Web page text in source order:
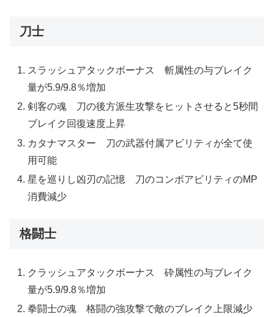
刀士
スラッシュアタックボーナス 斬属性の与ブレイク
量が5.9/9.8％増加
剣客の魂 刀の後方派生攻撃をヒットさせると5秒間
ブレイク回復速度上昇
カタナマスター 刀の武器付属アビリティが全て使
用可能
星を巡りし凶刃の記憶 刀のコンボアビリティのMP
消費減少
格闘士
クラッシュアタックボーナス 砕属性の与ブレイク
量が5.9/9.8％増加
拳闘士の魂 格闘の強攻撃で敵のブレイク上限減少